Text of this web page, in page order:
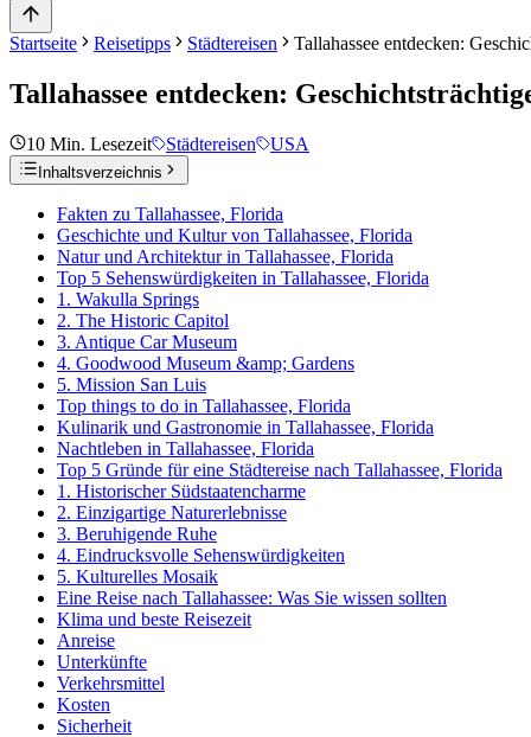
Startseite Reisetipps Städtereisen Tallahassee entdecken:
Tallahassee entdecken:
10 Min. Lesezeit Städtereisen USA
Inhaltsverzeichnis
Fakten zu Tallahassee, Florida
Geschichte und Kultur von Tallahassee, Florida
Natur und Architektur in Tallahassee, Florida
Top 5 Sehenswürdigkeiten in Tallahassee, Florida
1. Wakulla Springs
2. The Historic Capitol
3. Antique Car Museum
4. Goodwood Museum &amp; Gardens
5. Mission San Luis
Top things to do in Tallahassee, Florida
Kulinarik und Gastronomie in Tallahassee, Florida
Nachtleben in Tallahassee, Florida
Top 5 Gründe für eine Städtereise nach Tallahassee, Florida
1. Historischer Südstaatencharme
2. Einzigartige Naturerlebnisse
3. Beruhigende Ruhe
4. Eindrucksvolle Sehenswürdigkeiten
5. Kulturelles Mosaik
Eine Reise nach Tallahassee: Was Sie wissen sollten
Klima und beste Reisezeit
Anreise
Unterkünfte
Verkehrsmittel
Kosten
Sicherheit